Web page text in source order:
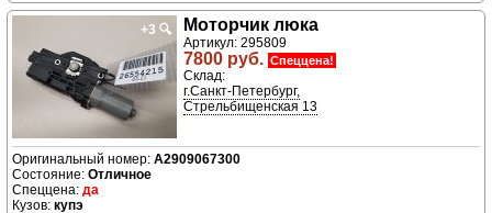
+3 🔍 Моторчик люка
Артикул: 295809
7800 руб. Спеццена!
Склад:
г.Санкт-Петербург,
Стрельбищенская 13
A2909067300
Отличное
да
купэ